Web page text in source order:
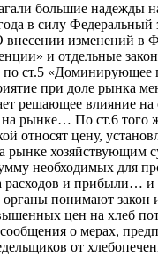
большие надежды
в силу
внесении изменений в
и отдельные
ст.5 «Доминирующее
при доле рынка
решающее влияние
рынке… По ст.6 того
относят цену,
хозяйствующим
необходимых для
расходов и прибыли…
понимают закон
цен на хлеб
о мерах,
от